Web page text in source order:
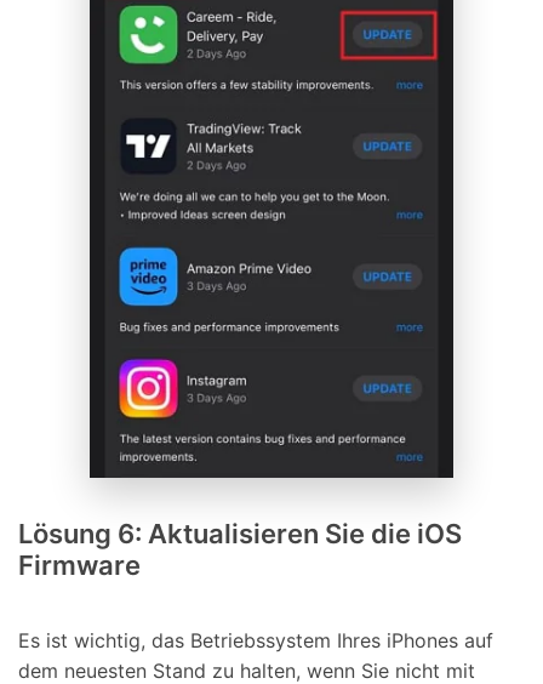
Lösung 6: Aktualisieren Sie die iOS
Firmware
Es ist wichtig, das Betriebssystem Ihres iPhones auf
dem neuesten Stand zu halten, wenn Sie nicht mit